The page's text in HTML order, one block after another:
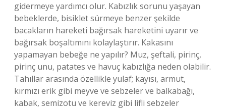
gidermeye yardımcı olur. Kabızlık sorunu yaşayan
bebeklerde, bisiklet sürmeye benzer şekilde
bacakların hareketi bağırsak hareketini uyarır ve
bağırsak boşaltımını kolaylaştırır. Kakasını
yapamayan bebeğe ne yapılır? Muz, şeftali, pirinç,
pirinç unu, patates ve havuç kabızlığa neden olabilir.
Tahıllar arasında özellikle yulaf; kayısı, armut,
kırmızı erik gibi meyve ve sebzeler ve balkabağı,
kabak, semizotu ve kereviz gibi lifli sebzeler